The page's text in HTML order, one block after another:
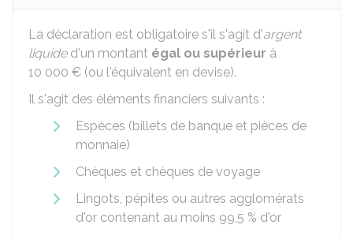
La déclaration est obligatoire s'il s'agit d'argent
liquided'un montant égal ou supérieur à
10 000 € (ou l'équivalent en devise).
Il s'agit des éléments financiers suivants :
Espèces (billets de banque et pièces de
monnaie)
Chèques et chèques de voyage
Lingots, pépites ou autres agglomérats
d'or contenant au moins 99,5 % d'or